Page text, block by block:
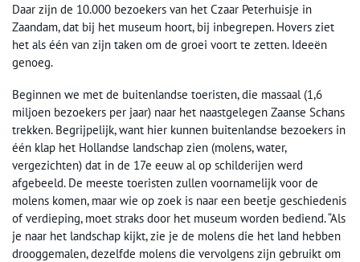
Daar zijn de 10.000 bezoekers van het Czaar Peterhuisje in
Zaandam, dat bij het museum hoort, bij inbegrepen. Hovers ziet
het als één van zijn taken om de groei voort te zetten. Ideeën
genoeg.
Beginnen we met de buitenlandse toeristen, die massaal (1,6
miljoen bezoekers per jaar) naar het naastgelegen Zaanse Schans
trekken. Begrijpelijk, want hier kunnen buitenlandse bezoekers in
één klap het Hollandse landschap zien (molens, water,
vergezichten) dat in de 17e eeuw al op schilderijen werd
afgebeeld. De meeste toeristen zullen voornamelijk voor de
molens komen, maar wie op zoek is naar een beetje geschiedenis
of verdieping, moet straks door het museum worden bediend. “Als
je naar het landschap kijkt, zie je de molens die het land hebben
drooggemalen, dezelfde molens die vervolgens zijn gebruikt om